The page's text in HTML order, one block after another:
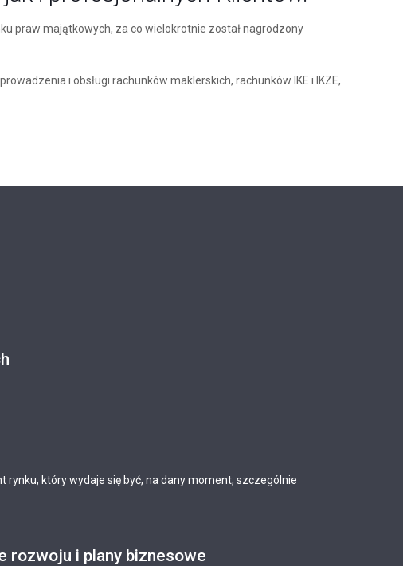
praw majątkowych, za co wielokrotnie został nagrodzony
i obsługi rachunków maklerskich, rachunków IKE i IKZE,
który wydaje się być, na dany moment, szczególnie
rozwoju i plany biznesowe